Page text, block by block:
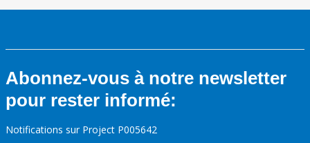
Abonnez-vous à notre newsletter
pour rester informé:
Notifications sur Project P005642